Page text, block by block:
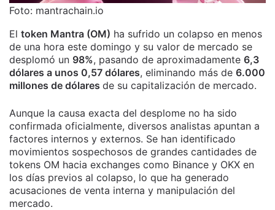
Foto: mantrachain.io
El token Mantra (OM) ha sufrido un colapso en menos
de una hora este domingo y su valor de mercado se
desplomó un 98%, pasando de aproximadamente 6,3
dólares a unos 0,57 dólares, eliminando más de 6.000
millones de dólares de su capitalización de mercado.
Aunque la causa exacta del desplome no ha sido
confirmada oficialmente, diversos analistas apuntan a
factores internos y externos. Se han identificado
movimientos sospechosos de grandes cantidades de
tokens OM hacia exchanges como Binance y OKX en
los días previos al colapso, lo que ha generado
acusaciones de venta interna y manipulación del
mercado.